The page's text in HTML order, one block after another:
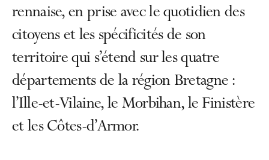
rennaise, en prise avec le quotidien des
citoyens et les spécificités de son
territoire qui s’étend sur les quatre
départements de la région Bretagne :
l’Ille-et-Vilaine, le Morbihan, le Finistère
et les Côtes-d’Armor.